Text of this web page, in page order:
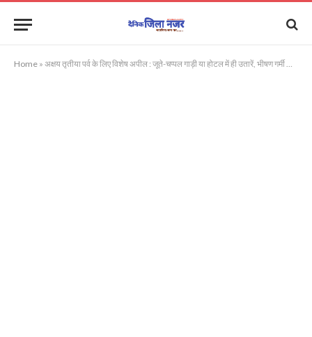
Home » अक्षय तृतीया पर्व के लिए विशेष अपील : जूते-चप्पल गाड़ी या होटल में ही उतारें, भीषण गर्मी को लेकर सतर्कता बरतें – जिलाधिकारी